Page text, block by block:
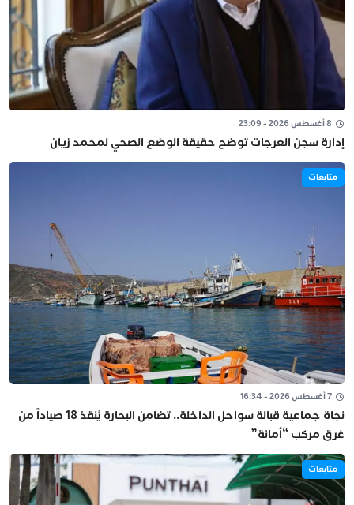
8 أغسطس 2026 - 23:09
إدارة سجن العرجات توضح حقيقة الوضع الصحي لمحمد زيان
متابعات
7 أغسطس 2026 - 16:34
نجاة جماعية قبالة سواحل الداخلة.. تضامن البحارة يُنقذ 18 صياداً من
غرق مركب “أمانة”
متابعات